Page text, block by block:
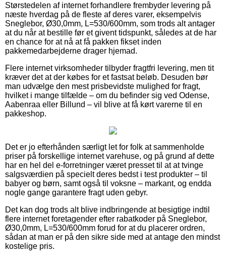
Størstedelen af internet forhandlere frembyder levering på
næste hverdag på de fleste af deres varer, eksempelvis
Sneglebor, Ø30,0mm, L=530/600mm, som trods alt antager
at du når at bestille før et givent tidspunkt, således at de har
en chance for at nå at få pakken fikset inden
pakkemedarbejderne drager hjemad.
Flere internet virksomheder tilbyder fragtfri levering, men tit
kræver det at der købes for et fastsat beløb. Desuden bør
man udvælge den mest prisbevidste mulighed for fragt,
hvilket i mange tilfælde – om du befinder sig ved Odense,
Aabenraa eller Billund – vil blive at få kørt varerne til en
pakkeshop.
Det er jo efterhånden særligt let for folk at sammenholde
priser på forskellige internet varehuse, og på grund af dette
har en hel del e-forretninger været presset til at at tvinge
salgsværdien på specielt deres bedst i test produkter – til
babyer og børn, samt også til voksne – markant, og endda
nogle gange garantere fragt uden gebyr.
Det kan dog trods alt blive indbringende at besigtige indtil
flere internet foretagender efter rabatkoder på Sneglebor,
Ø30,0mm, L=530/600mm forud for at du placerer ordren,
sådan at man er på den sikre side med at antage den mindst
kostelige pris.